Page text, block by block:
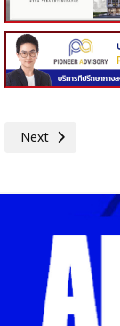
Next article: กกร.
Next